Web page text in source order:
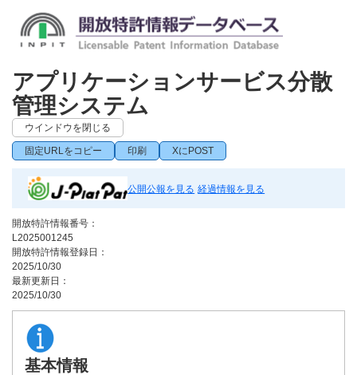
アプリケーションサービス分散
管理システム
ウインドウを閉じる
固定URLをコピー 印刷 XにPOST
公開公報を見る 経過情報を見る
開放特許情報番号：
L2025001245
開放特許情報登録日：
2025/10/30
最新更新日：
2025/10/30
基本情報